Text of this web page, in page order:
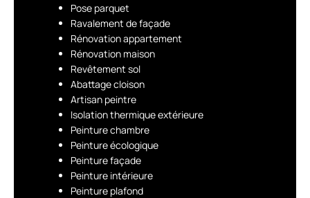
Pose parquet
Ravalement de façade
Rénovation appartement
Rénovation maison
Revêtement sol
Abattage cloison
Artisan peintre
Isolation thermique extérieure
Peinture chambre
Peinture écologique
Peinture façade
Peinture intérieure
Peinture plafond